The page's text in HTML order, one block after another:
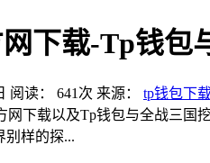
下载-Tp钱包
阅读： 641 次 来源： tp钱包下
网下载以及Tp钱包与全战三国
别样的探...